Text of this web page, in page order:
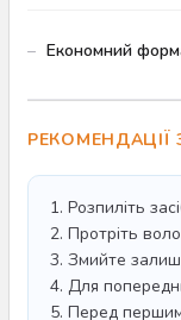
Економний
РЕКОМЕНДАЦІЇ
1. Розпиліть
2. Протріть
3. Змийте
4. Для
5. Перед першим